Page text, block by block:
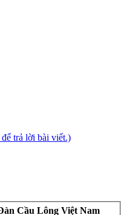
trả lời bài viết.)
Cầu Lông Việt Nam